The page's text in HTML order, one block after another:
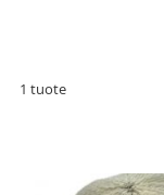
1 tuote